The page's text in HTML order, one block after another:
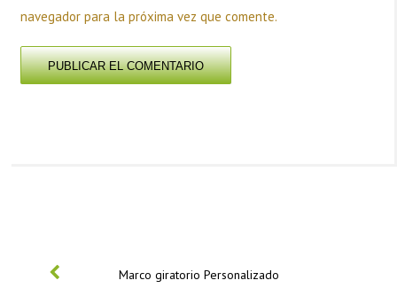
navegador para la próxima vez que comente.
Marco giratorio Personalizado